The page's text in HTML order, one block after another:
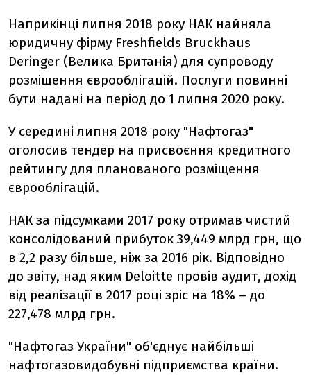
Наприкінці липня 2018 року НАК найняла
юридичну фірму Freshfields Bruckhaus
Deringer (Велика Британія) для супроводу
розміщення єврооблігацій. Послуги повинні
бути надані на період до 1 липня 2020 року.
У середині липня 2018 року "Нафтогаз"
оголосив тендер на присвоєння кредитного
рейтингу для планованого розміщення
єврооблігацій.
НАК за підсумками 2017 року отримав чистий
консолідований прибуток 39,449 млрд грн, що
в 2,2 разу більше, ніж за 2016 рік. Відповідно
до звіту, над яким Deloitte провів аудит, дохід
від реалізації в 2017 році зріс на 18% – до
227,478 млрд грн.
"Нафтогаз України" об'єднує найбільші
нафтогазовидобувні підприємства країни.